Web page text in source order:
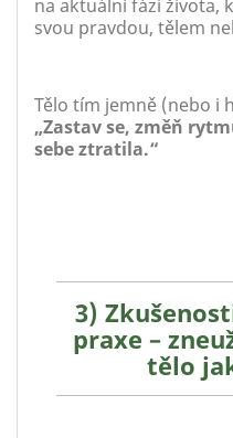
na aktuální fázi života,
svou pravdou, tělem
Tělo tím jemně (nebo i
„Zastav se, změň
sebe ztratila.“
3)
praxe –
tělo